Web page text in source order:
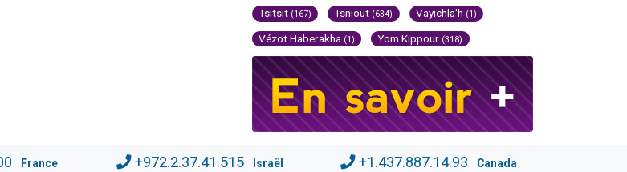
Tsitsit (167) Tsniout (634) Vayichla'h (1)
Vézot Haberakha (1) Yom Kippour (318)
France +972.2.37.41.515 Israël +1.437.887.14.93 Canada